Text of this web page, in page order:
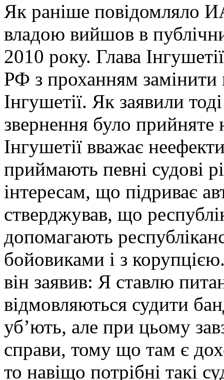
Як раніше повідомляло
владою вийшов в
2010 року. Глава
РФ з проханням замінити
Інгушетії. Як заявили
звернення було
Інгушетії вважає
приймають певні судові
інтересам, що підриває
стверджував, що
допомагають
бойовиками і з
він заявив: Я ставлю
відмовляються судити
уб’ють, але при цьому
справи, тому що там є
то навіщо потрібні такі